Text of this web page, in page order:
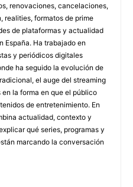
renovaciones, cancelaciones,
realities, formatos de prime
de plataformas y actualidad
España. Ha trabajado en
y periódicos digitales
ha seguido la evolución de
el auge del streaming
la forma en que el público
de entretenimiento. En
actualidad, contexto y
qué series, programas y
marcando la conversación